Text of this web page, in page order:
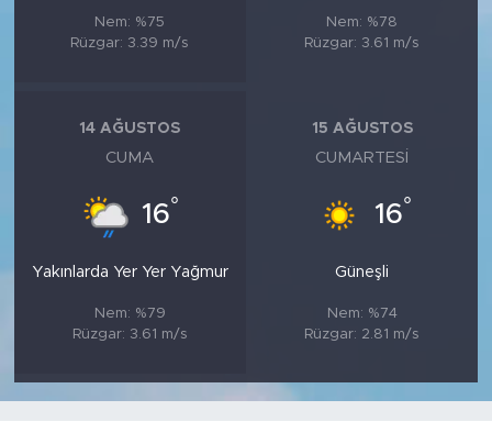
Nem: %75
Rüzgar: 3.39 m/s
Nem: %78
Rüzgar: 3.61 m/s
14 AĞUSTOS
CUMA
16°
Yakınlarda Yer Yer Yağmur
Nem: %79
Rüzgar: 3.61 m/s
15 AĞUSTOS
CUMARTESI
16°
Güneşli
Nem: %74
Rüzgar: 2.81 m/s